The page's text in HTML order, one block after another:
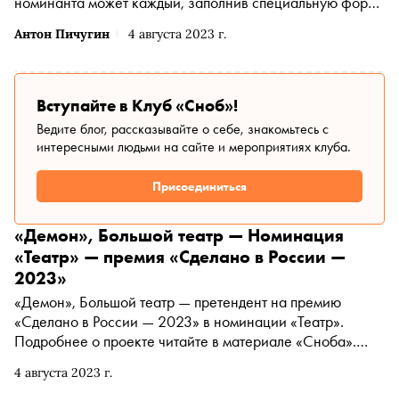
Антон Пичугин 4 августа 2023 г.
номинантах за прошедшую неделю
Вступайте в Клуб «Сноб»!
Ведите блог, рассказывайте о себе, знакомьтесь с
интересными людьми на сайте и мероприятиях клуба.
Присоединиться
4 августа 2023 г.
«Демон», Большой театр — Номинация
«Театр» — премия «Сделано в России —
2023»
«Демон», Большой театр — претендент на премию
«Сделано в России — 2023» в номинации «Театр».
Подробнее о проекте читайте в материале «Сноба».
Premium&Private». Технологический партнер —